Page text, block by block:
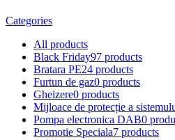
Categories
All products
Black Friday97 products
Bratara PE24 products
Furtun de gaz0 products
Gheizere0 products
Mijloace de protecție a
Pompa electronica DAB0
Promotie Speciala7 products